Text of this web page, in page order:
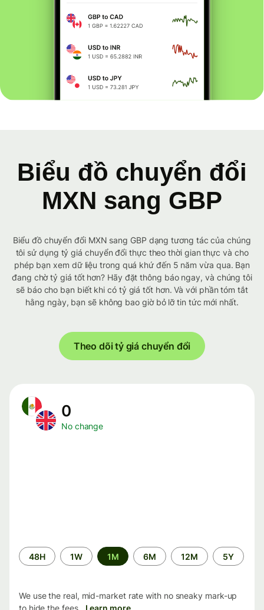
Biểu đồ chuyển đổi
MXN sang GBP
Biểu đồ chuyển đổi MXN sang GBP dạng tương tác của chúng
tôi sử dụng tỷ giá chuyển đổi thực theo thời gian thực và cho
phép bạn xem dữ liệu trong quá khứ đến 5 năm vừa qua. Bạn
đang chờ tỷ giá tốt hơn? Hãy đặt thông báo ngay, và chúng tôi
sẽ báo cho bạn biết khi có tỷ giá tốt hơn. Và với phần tóm tắt
hằng ngày, bạn sẽ không bao giờ bỏ lỡ tin tức mới nhất.
Theo dõi tỷ giá chuyển đổi
0
No change
Time
period
48H 1W 1M 6M 12M 5Y
We use the real, mid-market rate with no sneaky mark-up